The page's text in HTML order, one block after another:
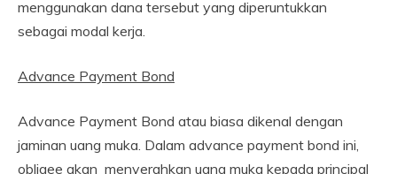
menggunakan dana tersebut yang diperuntukkan
sebagai modal kerja.
Advance Payment Bond
Advance Payment Bond atau biasa dikenal dengan
jaminan uang muka. Dalam advance payment bond ini,
obligee akan menyerahkan uang muka kepada principal